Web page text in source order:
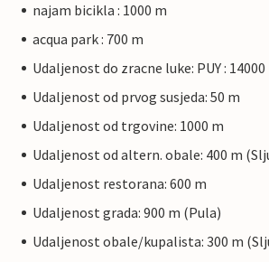
najam bicikla : 1000 m
acqua park : 700 m
Udaljenost do zracne luke: PUY : 14000
Udaljenost od prvog susjeda: 50 m
Udaljenost od trgovine: 1000 m
Udaljenost od altern. obale: 400 m
Udaljenost restorana: 600 m
Udaljenost grada: 900 m (Pula)
Udaljenost obale/kupalista: 300 m